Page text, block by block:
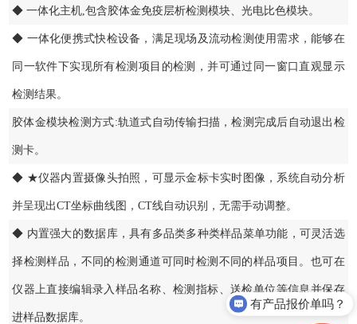
◆ 一体化主机,包含胶体金免疫层析检测模块、光电比色模块。
◆ 一体化便携式快检设备，满足现场及流动检测使用需求，能够在
同一软件下实现所有检测项目的检测，并可通过同一窗口直观显示
检测结果。
胶体金模块检测方式:轨道式自动传输扫描，检测完成后自动退出检
测卡。
◆ ★仪器内置摄像头拍照，可显示金标卡实时图像，系统自动分析
并呈现出CT坐标曲线图，CT线自动识别，无需手动调整。
◆ 内置强大的数据库，具有多品类多种类样品菜单功能，可灵活选
择检测样品，不同的检测通道可同时检测不同的样品项目。也可在
仪器上直接编辑录入样品名称、检测指标、送检单位等信息并保存
进样品数据库。
有产品报价单吗？